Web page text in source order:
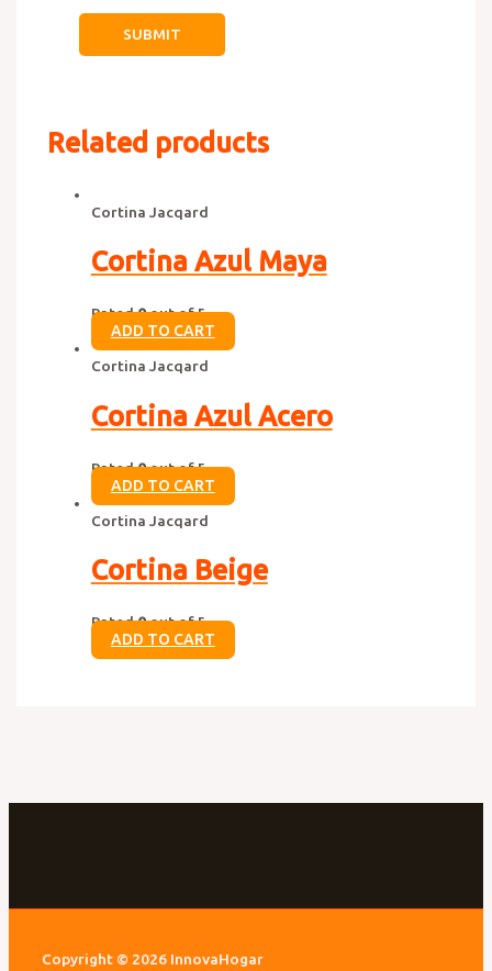
Related products
Cortina Jacqard
Cortina Azul Maya
Rated0out of 5
ADD TO CART
Cortina Jacqard
Cortina Azul Acero
Rated0out of 5
ADD TO CART
Cortina Jacqard
Cortina Beige
Rated0out of 5
ADD TO CART
Copyright © 2026 InnovaHogar